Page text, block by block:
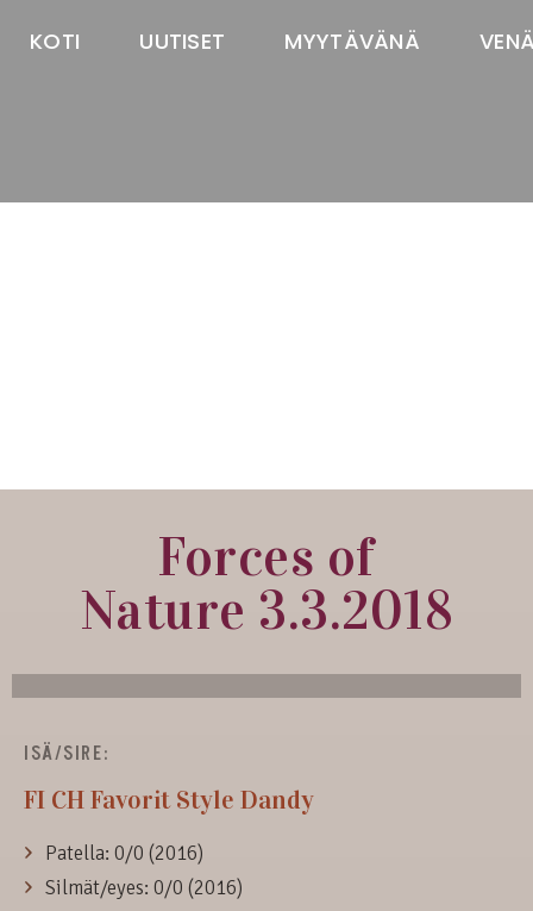
KOTI UUTISET MYYTÄVÄNÄ
Forces of
Nature 3.3.2018
ISÄ/SIRE:
FI CHFavorit Style Dandy
Patella: 0/0 (2016)
Silmät/eyes: 0/0 (2016)